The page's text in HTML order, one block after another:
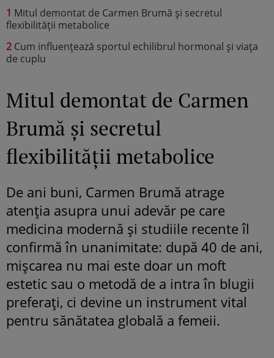
1 Mitul demontat de Carmen Brumă și secretul
flexibilității metabolice
2 Cum influențează sportul echilibrul hormonal și viața
de cuplu
Mitul demontat de Carmen
Brumă și secretul
flexibilității metabolice
De ani buni, Carmen Brumă atrage
atenția asupra unui adevăr pe care
medicina modernă și studiile recente îl
confirmă în unanimitate: după 40 de ani,
mișcarea nu mai este doar un moft
estetic sau o metodă de a intra în blugii
preferați, ci devine un instrument vital
pentru sănătatea globală a femeii.